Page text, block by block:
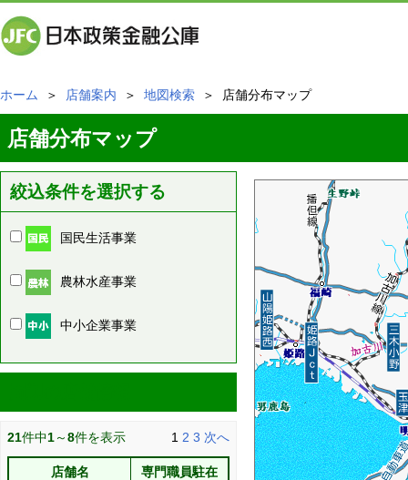
ホーム ＞ 店舗案内 ＞ 地図検索 ＞ 店舗分布マップ
店舗分布マップ
絞込条件を選択する
国民生活事業
農林水産事業
中小企業事業
21件中1～8件を表示 1 2 3 次へ
店舗名 専門職員駐在